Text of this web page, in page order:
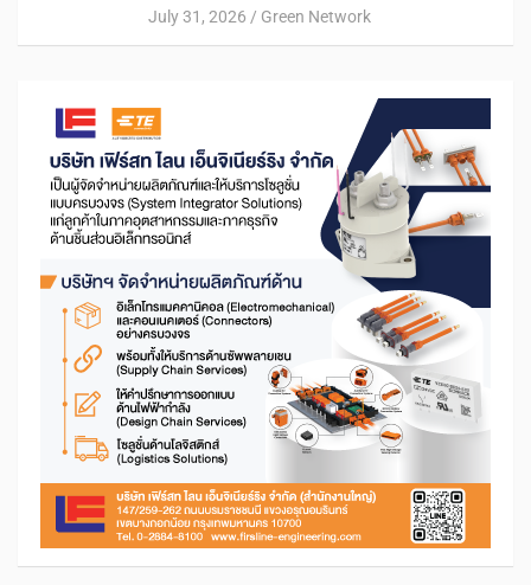
July 31, 2026 Green Network